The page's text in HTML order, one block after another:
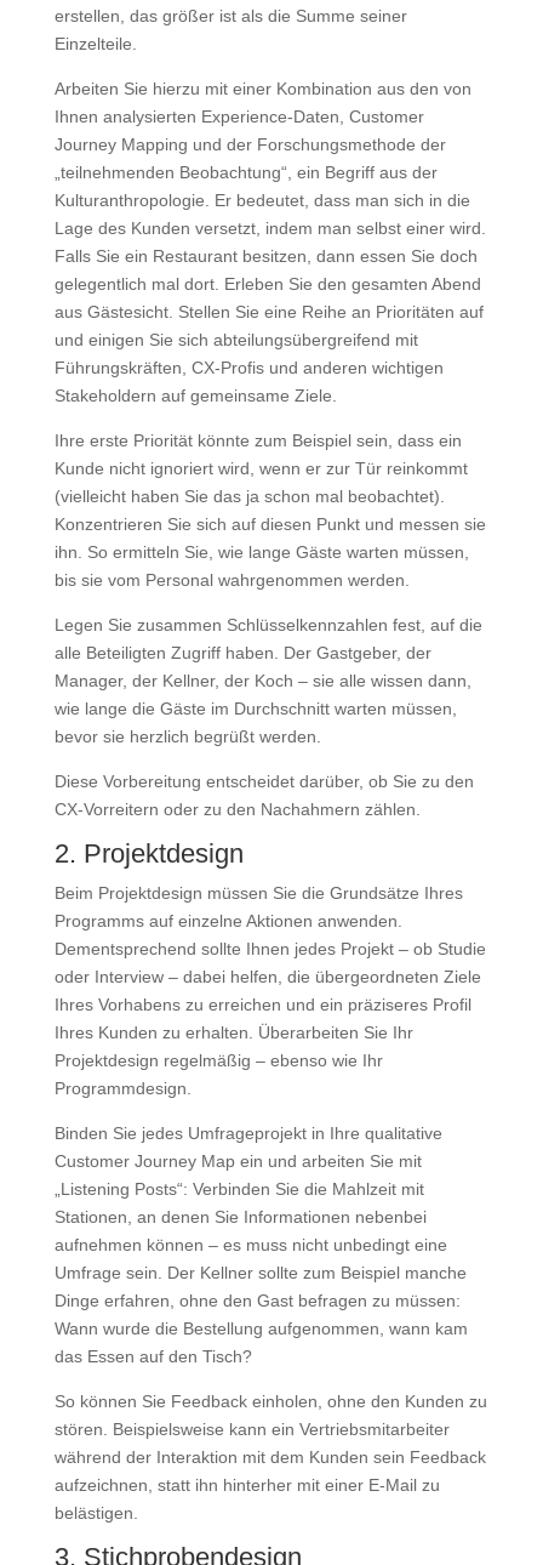
erstellen, das größer ist als die Summe seiner
Einzelteile.
Arbeiten Sie hierzu mit einer Kombination aus den von
Ihnen analysierten Experience-Daten, Customer
Journey Mapping und der Forschungsmethode der
„teilnehmenden Beobachtung“, ein Begriff aus der
Kulturanthropologie. Er bedeutet, dass man sich in die
Lage des Kunden versetzt, indem man selbst einer wird.
Falls Sie ein Restaurant besitzen, dann essen Sie doch
gelegentlich mal dort. Erleben Sie den gesamten Abend
aus Gästesicht. Stellen Sie eine Reihe an Prioritäten auf
und einigen Sie sich abteilungsübergreifend mit
Führungskräften, CX-Profis und anderen wichtigen
Stakeholdern auf gemeinsame Ziele.
Ihre erste Priorität könnte zum Beispiel sein, dass ein
Kunde nicht ignoriert wird, wenn er zur Tür reinkommt
(vielleicht haben Sie das ja schon mal beobachtet).
Konzentrieren Sie sich auf diesen Punkt und messen sie
ihn. So ermitteln Sie, wie lange Gäste warten müssen,
bis sie vom Personal wahrgenommen werden.
Legen Sie zusammen Schlüsselkennzahlen fest, auf die
alle Beteiligten Zugriff haben. Der Gastgeber, der
Manager, der Kellner, der Koch – sie alle wissen dann,
wie lange die Gäste im Durchschnitt warten müssen,
bevor sie herzlich begrüßt werden.
Diese Vorbereitung entscheidet darüber, ob Sie zu den
CX-Vorreitern oder zu den Nachahmern zählen.
2. Projektdesign
Beim Projektdesign müssen Sie die Grundsätze Ihres
Programms auf einzelne Aktionen anwenden.
Dementsprechend sollte Ihnen jedes Projekt – ob Studie
oder Interview – dabei helfen, die übergeordneten Ziele
Ihres Vorhabens zu erreichen und ein präziseres Profil
Ihres Kunden zu erhalten. Überarbeiten Sie Ihr
Projektdesign regelmäßig – ebenso wie Ihr
Programmdesign.
Binden Sie jedes Umfrageprojekt in Ihre qualitative
Customer Journey Map ein und arbeiten Sie mit
„Listening Posts“: Verbinden Sie die Mahlzeit mit
Stationen, an denen Sie Informationen nebenbei
aufnehmen können – es muss nicht unbedingt eine
Umfrage sein. Der Kellner sollte zum Beispiel manche
Dinge erfahren, ohne den Gast befragen zu müssen:
Wann wurde die Bestellung aufgenommen, wann kam
das Essen auf den Tisch?
So können Sie Feedback einholen, ohne den Kunden zu
stören. Beispielsweise kann ein Vertriebsmitarbeiter
während der Interaktion mit dem Kunden sein Feedback
aufzeichnen, statt ihn hinterher mit einer E-Mail zu
belästigen.
3. Stichprobendesign